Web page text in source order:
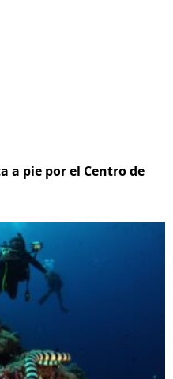
a pie por el Centro de